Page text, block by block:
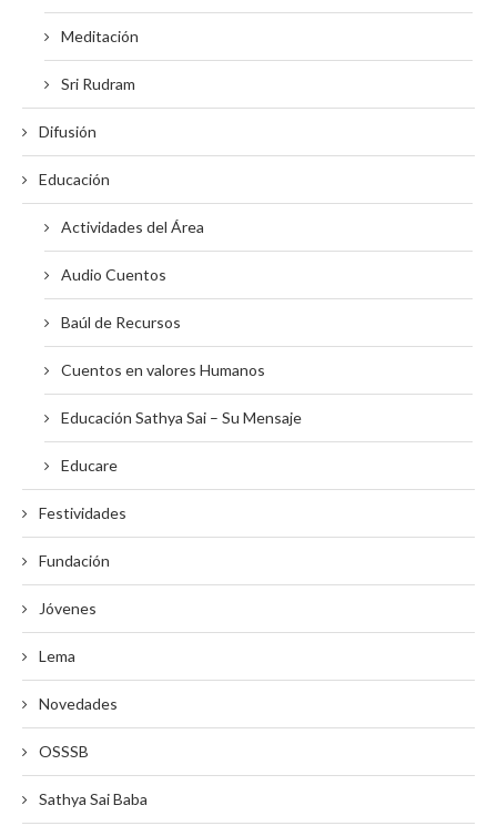
Meditación
Sri Rudram
Difusión
Educación
Actividades del Área
Audio Cuentos
Baúl de Recursos
Cuentos en valores Humanos
Educación Sathya Sai – Su Mensaje
Educare
Festividades
Fundación
Jóvenes
Lema
Novedades
OSSSB
Sathya Sai Baba